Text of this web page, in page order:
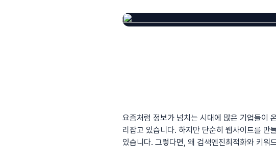
요즘처럼 정보가 넘치는 시대에 많은 기업들이
리잡고 있습니다. 하지만 단순히 웹사이트를 만
있습니다. 그렇다면, 왜 검색엔진최적화와 키워